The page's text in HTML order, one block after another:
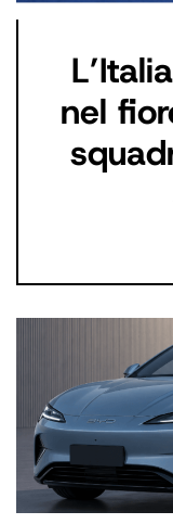
nel